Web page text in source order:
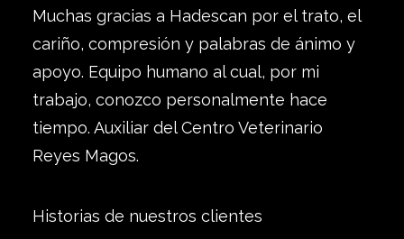
Muchas gracias a Hadescan por el trato, el
cariño, compresión y palabras de ánimo y
apoyo. Equipo humano al cual, por mi
trabajo, conozco personalmente hace
tiempo. Auxiliar del Centro Veterinario
Reyes Magos.
Historias de nuestros clientes